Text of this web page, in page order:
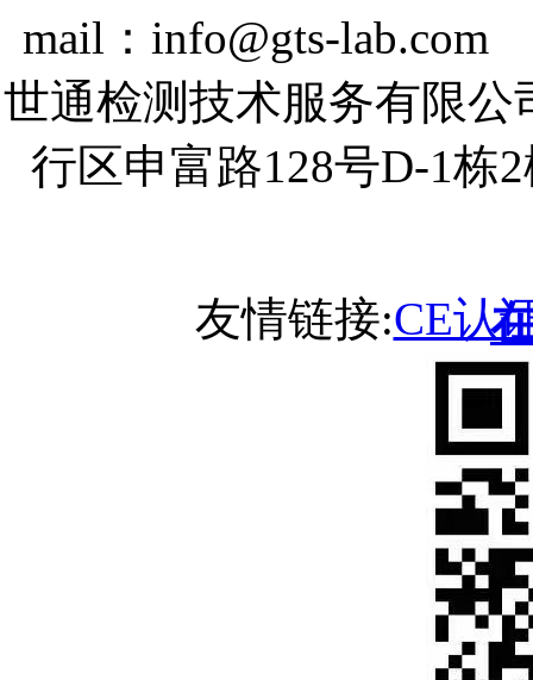
mail：info@gts-
世通检测技术服务有限
行区申富路128号D-1
友情链接:CE认